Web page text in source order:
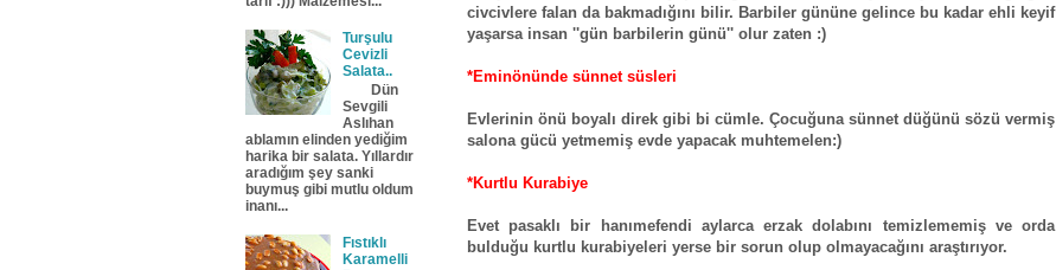
civcivlere falan da bakmadığını bilir. Barbiler gününe gelince bu kadar ehli keyif
yaşarsa insan ''gün barbilerin günü'' olur zaten :)
*Eminönünde sünnet süsleri
Evlerinin önü boyalı direk gibi bi cümle. Çocuğuna sünnet düğünü sözü vermiş
salona gücü yetmemiş evde yapacak muhtemelen:)
*Kurtlu Kurabiye
Evet pasaklı bir hanımefendi aylarca erzak dolabını temizlememiş ve orda
bulduğu kurtlu kurabiyeleri yerse bir sorun olup olmayacağını araştırıyor.
Turşulu
Cevizli
Salata..
Dün
Sevgili
Aslıhan
ablamın elinden yediğim
harika bir salata. Yıllardır
aradığım şey sanki
buymuş gibi mutlu oldum
inanı...
Fıstıklı
Karamelli